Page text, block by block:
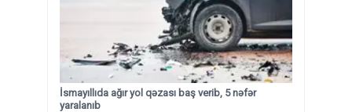
İsmayıllıda ağır yol qəzası baş verib, 5 nəfər
yaralanıb